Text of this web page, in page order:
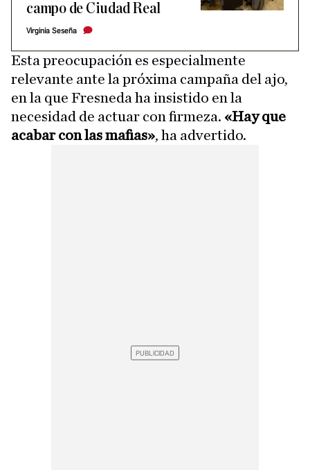
campo de Ciudad Real
Virginia Seseña
Esta preocupación es especialmente
relevante ante la próxima campaña del ajo,
en la que Fresneda ha insistido en la
necesidad de actuar con firmeza. «Hay que
acabar con las mafias», ha advertido.